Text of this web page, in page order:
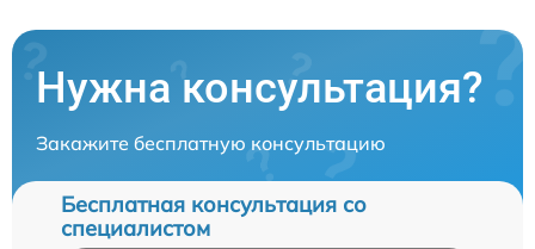
Нужна консультация?
Закажите бесплатную консультацию
Бесплатная консультация со
специалистом